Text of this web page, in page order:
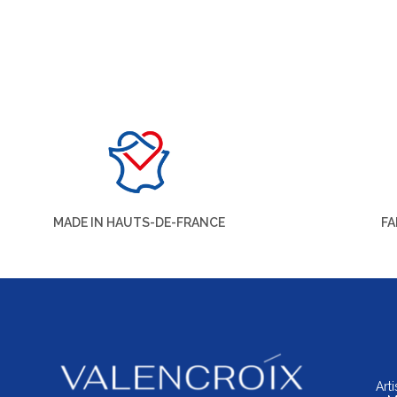
MADE IN HAUTS-DE-FRANCE